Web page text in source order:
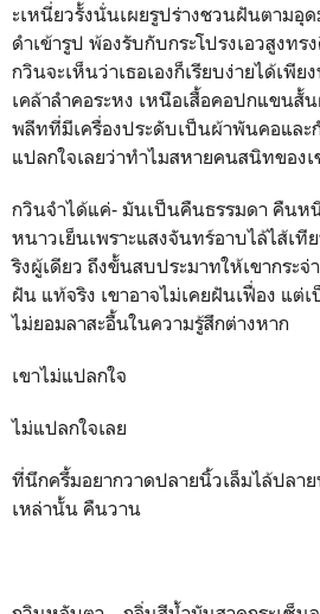
ะเหนี่ยวรั้งนั่นเผยรูปร่างชวนฝันตามอุ
ดำเข้ารูป พ้องรับกับกระโปรงเอวสูงท
กวินจะเห็นว่าเธอเองก็เรียบง่ายได้เพี
เคล้าลำคอระหง เหนือเสื้อคอปกแขนสั้
พลีทที่มีเครื่องประดับเป็นผ้าพันคอและ
แปลกใจเลยว่าทำไมสหายคนสนิทของ
กวินจำได้แค่- มันเป็นคืนธรรมดา คืนหนึ่
หนาวเย็นเพราะแสงจันทร์อาบไล้ไส้เที
ริงผู้เดียว ถึงขั้นสบประมาทให้เขากระจ่
ฝัน แท้จริง เขาอาจไม่เคยฝันเฟื่อง แต่
ไม่ยอมลาสะอื้นในความรู้สึกต่างหาก
เขาไม่แปลกใจ
ไม่แปลกใจเลย
ที่นึกครึ้มอยากวาดปลายนิ้วเล็มไล้ปลา
เหล่านั้น คืนวาน